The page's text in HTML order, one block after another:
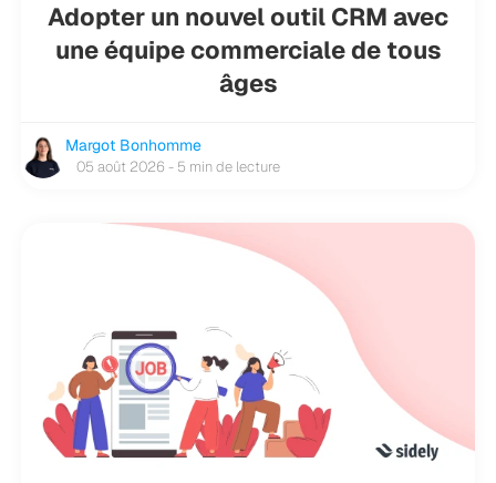
Adopter un nouvel outil CRM avec
une équipe commerciale de tous
âges
Margot Bonhomme
05 août 2026 - 5 min de lecture